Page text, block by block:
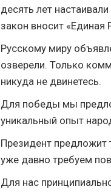
десять лет
закон вносит «Единая
Русскому миру
озверели. Только
никуда не двинетесь.
Для победы мы
уникальный опыт
Президент предложит
уже давно требуем
Для нас